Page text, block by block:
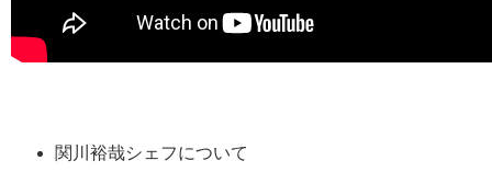
関川裕哉シェフについて